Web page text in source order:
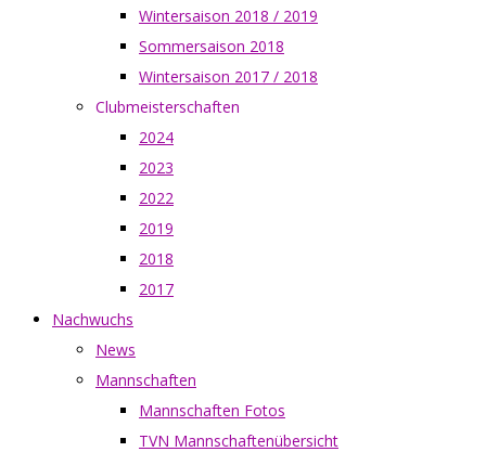
Wintersaison 2018 / 2019
Sommersaison 2018
Wintersaison 2017 / 2018
Clubmeisterschaften
2024
2023
2022
2019
2018
2017
Nachwuchs
News
Mannschaften
Mannschaften Fotos
TVN Mannschaftenübersicht